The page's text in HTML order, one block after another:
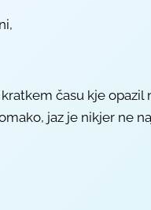
času kje opazil
jaz je nikjer ne